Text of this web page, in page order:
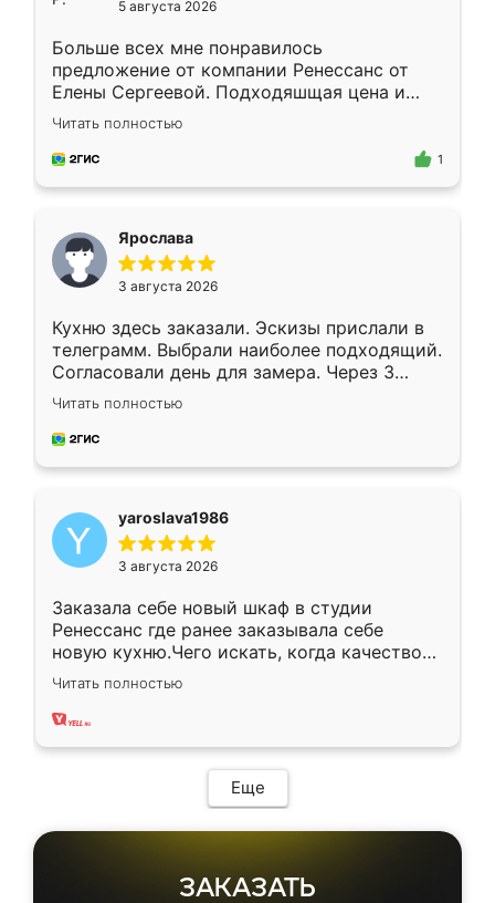
5 августа 2026
Больше всех мне понравилось
предложение от компании Ренессанс от
Елены Сергеевой. Подходяшщая цена и
короткие сроки изготовления. Приехавший
для замера сотрудник Владислав
предложил по моему эскизу самый
Читать полностью
1
Ярослава
3 августа 2026
Кухню здесь заказали. Эскизы прислали в
телеграмм. Выбрали наиболее подходящий.
Согласовали день для замера. Через 3
недели кухня была уже готова. Остались
довольны работой. Спасибо Ренессанс
мебель за качественную работу!
Читать полностью
yaroslava1986
3 августа 2026
Заказала себе новый шкаф в студии
Ренессанс где ранее заказывала себе
новую кухню.Чего искать, когда качеством
вполне довольна. Служит кухня уже почти
два года, нареканий нет.
Читать полностью
Еще
ЗАКАЗАТЬ